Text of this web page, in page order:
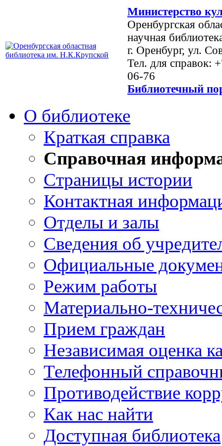
Министерство
Оренбургская
научная
г. Оренбург, ул.
Тел. для справок:
06-76
Библиотечный
О библиотеке
Краткая справка
Справочная
Страницы истории
Контактная
Отделы и залы
Сведения об
Официальные
Режим работы
Материально-
Прием граждан
Независимая оценка
Телефонный
Противодействие
Как нас найти
Доступная библиотека